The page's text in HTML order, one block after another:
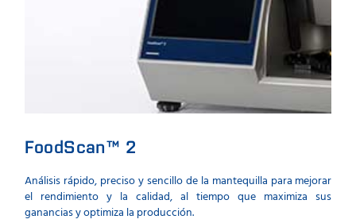
FoodScan™ 2
Análisis rápido, preciso y sencillo de la mantequilla para mejorar
el rendimiento y la calidad, al tiempo que maximiza sus
ganancias y optimiza la producción.